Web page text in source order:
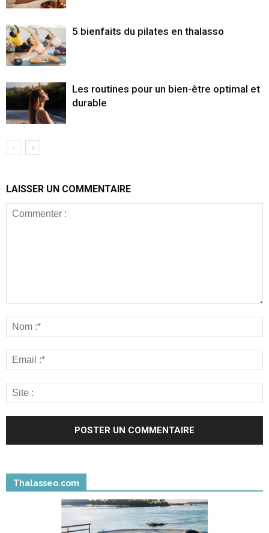
5 bienfaits du pilates en thalasso
Les routines pour un bien-être optimal et
durable
LAISSER UN COMMENTAIRE
Thalasseo.com